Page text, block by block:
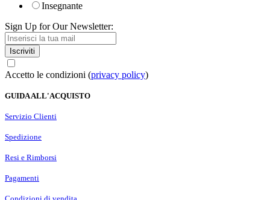
Insegnante
Sign Up for Our Newsletter:
Iscriviti
Accetto le condizioni (privacy policy)
GUIDA ALL'ACQUISTO
Servizio Clienti
Spedizione
Resi e Rimborsi
Pagamenti